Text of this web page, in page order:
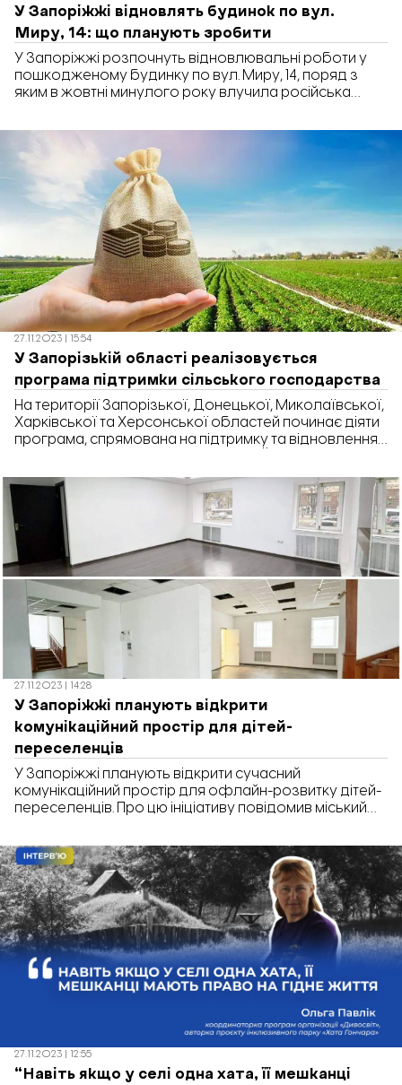
У Запоріжжі відновлять будинок по вул.
Миру, 14: що планують зробити
У Запоріжжі розпочнуть відновлювальні роботи у
пошкодженому будинку по вул. Миру, 14, поряд з
яким в жовтні минулого року влучила російська
відновлення та розвитку інфраструктури України.
“Одна з російських ракет влучила поряд з цим
житловим будинком, пошкодивши фасад, квартири
та балкони 3-го і 4-го під’їзду. Також було
ушкоджено мережі водовідведення, опалення, […]
27.11.2023 | 15:54
У Запорізькій області реалізовується
програма підтримки сільського господарства
На території Запорізької, Донецької, Миколаївської,
Харківської та Херсонської областей починає діяти
програма, спрямована на підтримку та відновлення
Міжнародна гуманітарна організація “Mercy Corps”.
Цією програмою передбачено два види підтримки:
Зазначається, що сума наданої допомоги може
бути більшою або меншою в залежності від потреб
домогосподарств чи бізнесу. Відбір учасників
проводитиметься на конкурсній основі. […]
27.11.2023 | 14:28
У Запоріжжі планують відкрити
комунікаційний простір для дітей-
переселенців
У Запоріжжі планують відкрити сучасний
комунікаційний простір для офлайн-розвитку дітей-
переселенців. Про цю ініціативу повідомив міський
Telegram-каналі. Центр хочуть відкрити вже взимку.
Зазначається, що у ньому діти зможуть:
27.11.2023 | 12:55
“Навіть якщо у селі одна хата, її мешканці